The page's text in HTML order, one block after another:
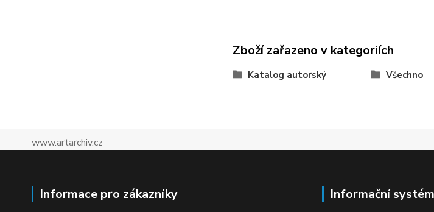
Zboží zařazeno v kategoriích
Katalog autorský Všechno
www.artarchiv.cz
Informace pro zákazníky Informační